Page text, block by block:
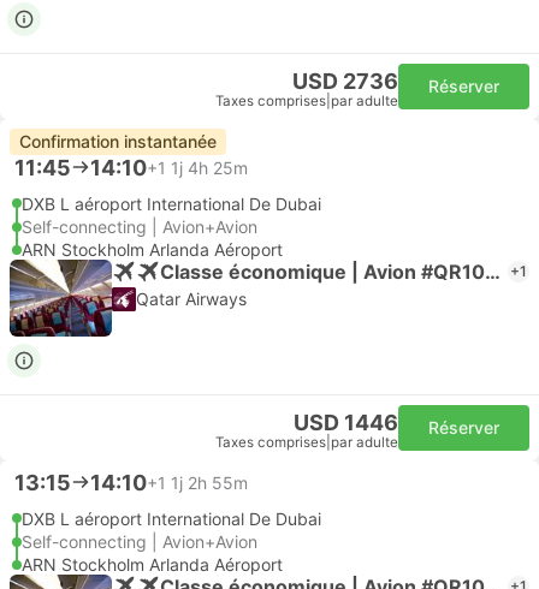
USD 2736
Taxes comprises par adulte
Réserver
Confirmation instantanée
11:45 14:10+1 1j 4h 25m
DXB L aéroport International De Dubai
Self-connecting | Avion+Avion
ARN Stockholm Arlanda Aéroport
Classe économique | Avion #QR1007 +1
Qatar Airways
USD 1446
Taxes comprises par adulte
Réserver
13:15 14:10+1 1j 2h 55m
DXB L aéroport International De Dubai
Self-connecting | Avion+Avion
ARN Stockholm Arlanda Aéroport